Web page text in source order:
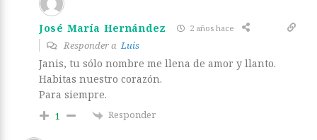
José María Hernández 2 años hace
Responder aLuis
Janis, tu sólo nombre me llena de amor y llanto.
Habitas nuestro corazón.
Para siempre.
1 Responder